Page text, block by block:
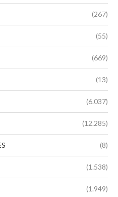
(267)
(55)
(669)
(13)
(6.037)
(12.285)
(8)
(1.538)
(1.949)